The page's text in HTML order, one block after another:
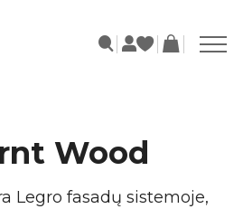
Wood
Legro fasadų sistemoje,